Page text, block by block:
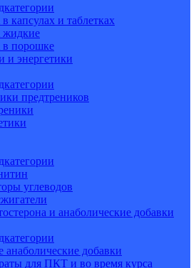
капсулах и таблетках
порошке
и энергетики
предтреников
углеводов
и анаболические добавки
анаболические добавки
для ПКТ и во время курса